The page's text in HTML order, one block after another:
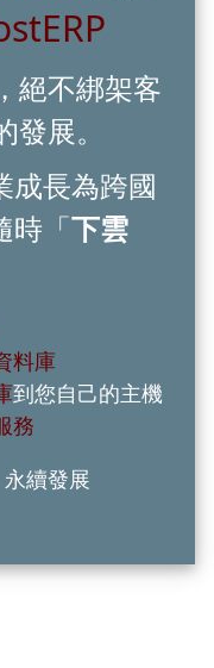
絕不綁架客
展。
成長為跨國
時「下雲
料庫
到您自己的主機
務
續發展